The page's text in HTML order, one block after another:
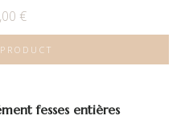
€
fesses entières